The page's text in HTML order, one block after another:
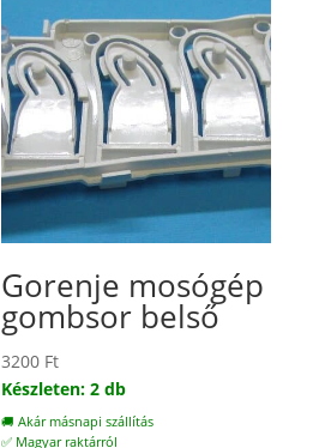
Gorenje mosógép
gombsor belső
3200 Ft
Készleten: 2 db
🚚 Akár másnapi szállítás
✅ Magyar raktárról